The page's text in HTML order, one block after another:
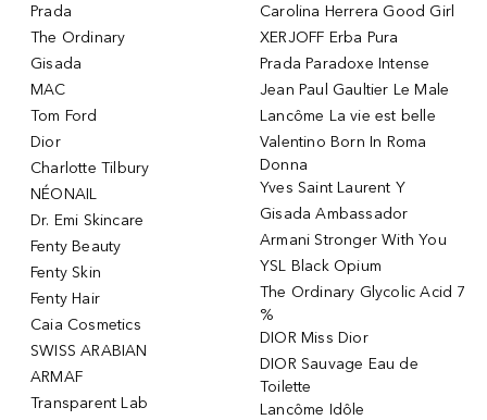
Prada
The Ordinary
Gisada
MAC
Tom Ford
Dior
Charlotte Tilbury
NÉONAIL
Dr. Emi Skincare
Fenty Beauty
Fenty Skin
Fenty Hair
Caia Cosmetics
SWISS ARABIAN
ARMAF
Transparent Lab
Carolina Herrera Good Girl
XERJOFF Erba Pura
Prada Paradoxe Intense
Jean Paul Gaultier Le Male
Lancôme La vie est belle
Valentino Born In Roma
Donna
Yves Saint Laurent Y
Gisada Ambassador
Armani Stronger With You
YSL Black Opium
The Ordinary Glycolic Acid 7
%
DIOR Miss Dior
DIOR Sauvage Eau de
Toilette
Lancôme Idôle